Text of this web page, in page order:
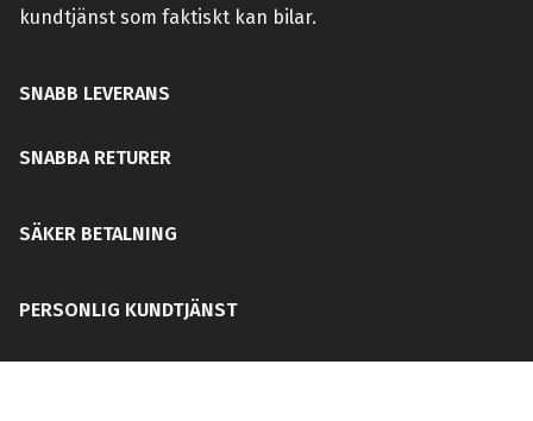
kundtjänst som faktiskt kan bilar.
SNABB LEVERANS
SNABBA RETURER
SÄKER BETALNING
PERSONLIG KUNDTJÄNST